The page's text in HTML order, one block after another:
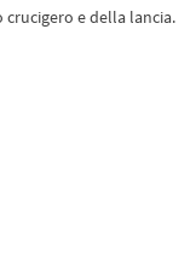
e della lancia.